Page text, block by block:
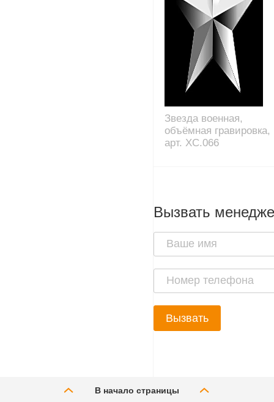
Звезда военная,
объёмная гравировка,
арт. XC.066
Вызвать
Вызвать
В начало страницы